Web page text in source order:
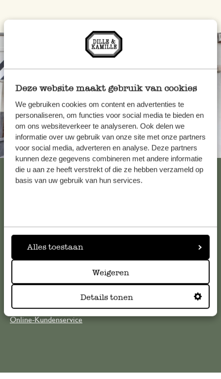
Deze website maakt gebruik van cookies
We gebruiken cookies om content en advertenties te
personaliseren, om functies voor social media te bieden en
om ons websiteverkeer te analyseren. Ook delen we
informatie over uw gebruik van onze site met onze partners
voor social media, adverteren en analyse. Deze partners
kunnen deze gegevens combineren met andere informatie
die u aan ze heeft verstrekt of die ze hebben verzameld op
basis van uw gebruik van hun services.
Alles toestaan
Weigeren
Details tonen
Immer in der Nähe
Alle 62 Geschäfte anzeigen
Falls Sie Fragen haben oder Tipps und Hilfe brauchen, wenden
Sie sich bitte an unseren Kundenservice. Oder lesen Sie hier
die Antworten aufhäufig gestellte Fragen.
Online-Kundenservice